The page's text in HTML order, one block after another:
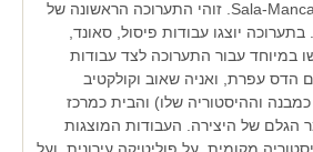
היא תערוכה של קבוצת Sala-Manca. זוהי התערוכה הראשונה של
הקבוצה מאז שנת 2006. בתערוכה יוצגו עבודות פיסול, סאונד,
במיוחד עבור התערוכה לצד עבודות
הדס עפרת, ואניה שאוב וקולקטיב
וההיסטוריה שלו) והבית כמרכז
הגלם של היצירה. העבודות המוצגות
מקומית, על פוליטיקה עירונית, ועל